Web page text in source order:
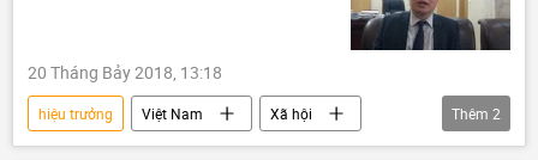
20 Tháng Bảy 2018, 13:18
hiệu trưởng Việt Nam
Xã hội
Bộ Tư pháp
xin lỗi
Thêm 2